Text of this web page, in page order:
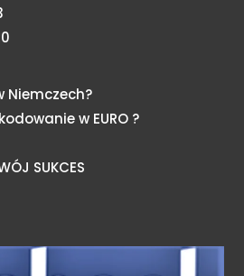
Niemczech?
w EURO ?
SUKCES